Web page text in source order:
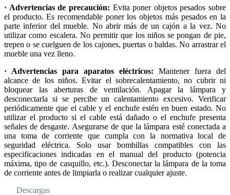
· Advertencias de precaución: Evita poner objetos pesados sobre
el producto. Es recomendable poner los objetos más pesados en la
parte inferior del mueble. No abrir más de un cajón a la vez. No
utilizar como escalera. No permitir que los niños se pongan de pie,
trepen o se cuelguen de los cajones, puertas o baldas. No arrastrar el
mueble una vez lleno.
· Advertencias para aparatos eléctricos: Mantener fuera del
alcance de los niños. Evitar el sobrecalentamiento, no cubrir ni
bloquear las aberturas de ventilación. Apagar la lámpara y
desconectarla si se percibe un calentamiento excesivo. Verificar
periódicamente que el cable y el enchufe estén en buen estado. No
utilizar el producto si el cable está dañado o el enchufe presenta
señales de desgaste. Asegurarse de que la lámpara esté conectada a
una toma de corriente que cumpla con la normativa local de
seguridad eléctrica. Solo usar bombillas compatibles con las
especificaciones indicadas en el manual del producto (potencia
máxima, tipo de casquillo, etc.). Desconectar la lámpara de la toma
de corriente antes de limpiarla o realizar cualquier ajuste.
Descargas